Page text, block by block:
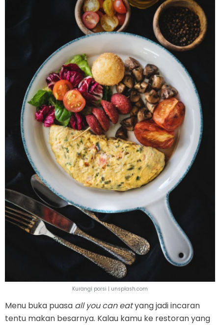
Kurangi porsi | unsplash.com
Menu buka puasa all you can eatyang jadi incaran
tentu makan besarnya. Kalau kamu ke restoran yang